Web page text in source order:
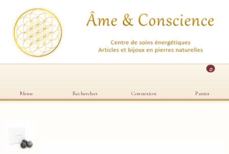
Menu Rechercher Connexion
0
Panier